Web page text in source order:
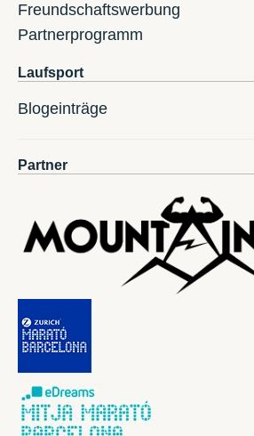
Freundschaftswerbung
Partnerprogramm
Laufsport
Blogeinträge
Partner